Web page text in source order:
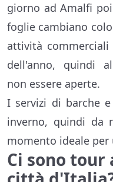
giorno ad Amalfi
foglie cambiano
attività
dell'anno, quindi
non essere aperte.
I servizi di barche
inverno, quindi da
momento ideale per
Ci sono